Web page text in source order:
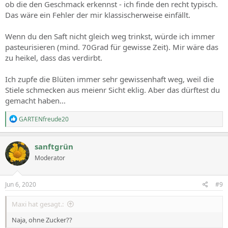
ob die den Geschmack erkennst - ich finde den recht typisch.
Das wäre ein Fehler der mir klassischerweise einfällt.
Wenn du den Saft nicht gleich weg trinkst, würde ich immer
pasteurisieren (mind. 70Grad für gewisse Zeit). Mir wäre das
zu heikel, dass das verdirbt.
Ich zupfe die Blüten immer sehr gewissenhaft weg, weil die
Stiele schmecken aus meienr Sicht eklig. Aber das dürftest du
gemacht haben...
R
e
a
c
t
i
o
n
GARTENfreude20
sanftgrün
Moderator
Jun 6, 2020 #9
Maxi hat gesagt.:
Naja, ohne Zucker??